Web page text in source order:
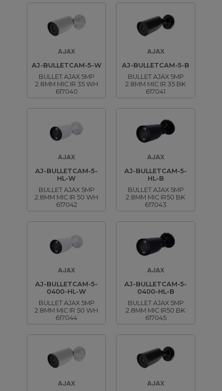
AJAX
AJ-BULLETCAM-5-W
BULLET AJAX 5MP
2.8MM MIC IR 35 WH
617040
AJAX
AJ-BULLETCAM-5-B
BULLET AJAX 5MP
2.8MM MIC IR 35 BK
617041
AJAX
AJ-BULLETCAM-5-
HL-W
BULLET AJAX 5MP
2.8MM MIC IR 50 WH
617042
AJAX
AJ-BULLETCAM-5-
HL-B
BULLET AJAX 5MP
2.8MM MIC IR50 BK
617043
AJAX
AJ-BULLETCAM-5-
0400-HL-W
BULLET AJAX 5MP
2.8MM MIC IR 50 WH
617044
AJAX
AJ-BULLETCAM-5-
0400-HL-B
BULLET AJAX 5MP
2.8MM MIC IR50 BK
617045
AJAX AJAX